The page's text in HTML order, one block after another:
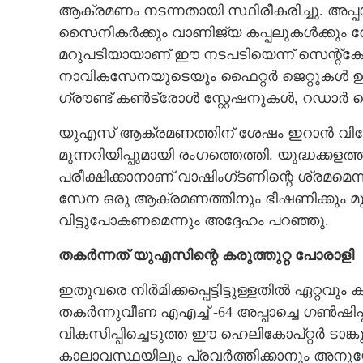
ആക്രമണം നടന്നതായി സ്ഥിരീകരിച്ചു.
സൈനികർക്കും വാണിജ്യ കപ്പലുകൾക്കും
മറുപടിയായാണ് ഈ നടപടിയെന്ന്
നാവികസേനയുടെയും ഫൈറ്റർ ജെറ്റുകൾ
ഗ്രൗണ്ട് കൺട്രോൾ സ്റ്റേഷനുകൾ, റഡാർ
യുഎസ് ആക്രമണത്തിന് ശേഷം ഇറാൻ
മുന്നറിയിപ്പുമായി രംഗത്തെത്തി.
പരീക്ഷിക്കാനാണ് വാഷിംഗ്‌ടണിന്റെ
സേന ഒരു ആക്രമണത്തിനും ഭീഷണിക്കും
വിട്ടുപോകണമെന്നും അദ്ദേഹം പറഞ്ഞു.
തകർന്നത് യുഎസിന്റെ കരുത്തുറ്റ പോരാളി
ഇതുവരെ നിർമിക്കപ്പെട്ടിട്ടുള്ളതിൽ
തകർന്നുവീണ എഎച്ച് -64 അപ്പാച്ചെ
വികസിപ്പിച്ചെടുത്ത ഈ ഹെലികോപ്‌റ്റർ
കാലാവസ്ഥയിലും പ്രവർത്തിക്കാനും